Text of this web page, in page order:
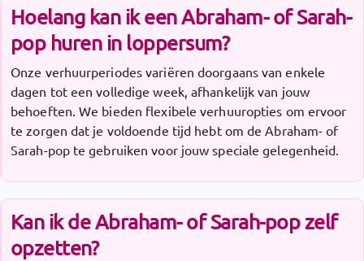
Hoelang kan ik een Abraham- of Sarah-
pop huren in loppersum?
Onze verhuurperiodes variëren doorgaans van enkele
dagen tot een volledige week, afhankelijk van jouw
behoeften. We bieden flexibele verhuuropties om ervoor
te zorgen dat je voldoende tijd hebt om de Abraham- of
Sarah-pop te gebruiken voor jouw speciale gelegenheid.
Kan ik de Abraham- of Sarah-pop zelf
opzetten?